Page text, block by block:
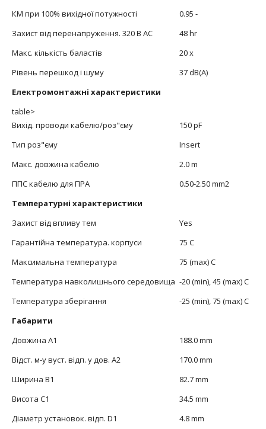
КМ при 100% вихідної потужності
0.95 -
Захист від перенапруження. 320 В АС
48 hr
Макс. кількість баластів
20 x
Рівень перешкод і шуму
37 dB(A)
Електромонтажні характеристики
table>
Вихід. проводи кабелю/роз"єму
150 pF
Тип роз"єму
Insert
Макс. довжина кабелю
2.0 m
ППС кабелю для ПРА
0.50-2.50 mm2
Температурні характеристики
Захист від впливу тем
Yes
Гарантійна температура. корпуси
75 C
Максимальна температура
75 (max) C
Температура навколишнього середовища -20 (min), 45 (max) C
Температура зберігання
-25 (min), 75 (max) C
Габарити
Довжина А1
188.0 mm
Відст. м-у вуст. відп. у дов. А2
170.0 mm
Ширина В1
82.7 mm
Висота С1
34.5 mm
Діаметр установок. відп. D1
4.8 mm